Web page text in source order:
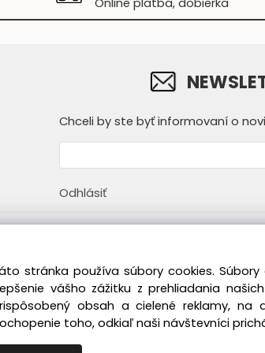
Online platba, dobierka
Chceli by ste byť informovaní o
Odhlásiť
Obchodné podmienky
Zákaznícka sekcia
Blog
GDPR
Vrátenie/reklamácie
stránka používa súbory cookies.
vášho zážitku z prehliadania
obsah a cielené reklamy, na
toho, odkiaľ naši návštevníci